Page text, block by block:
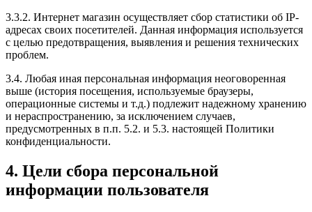
3.3.2. Интернет магазин осуществляет сбор статистики об IP-
адресах своих посетителей. Данная информация используется
с целью предотвращения, выявления и решения технических
проблем.
3.4. Любая иная персональная информация неоговоренная
выше (история посещения, используемые браузеры,
операционные системы и т.д.) подлежит надежному хранению
и нераспространению, за исключением случаев,
предусмотренных в п.п. 5.2. и 5.3. настоящей Политики
конфиденциальности.
4. Цели сбора персональной
информации пользователя